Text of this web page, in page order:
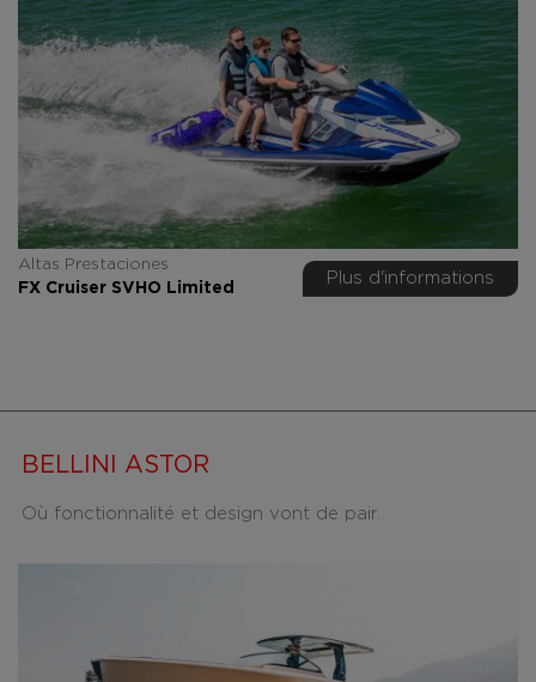
Altas Prestaciones
FX Cruiser SVHO Limited
Plus d'informations
BELLINI ASTOR
Où fonctionnalité et design vont de pair.